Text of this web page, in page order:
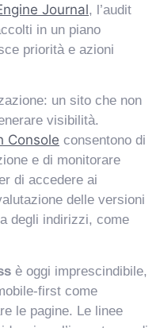
Journal, l’audit
in un piano
priorità e azioni
un sito che non
visibilità.
Console consentono di
e di monitorare
di accedere ai
delle versioni
degli indirizzi, come
è oggi imprescindibile,
first come
le pagine. Le linee